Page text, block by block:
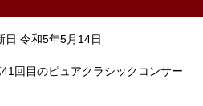
令和5年5月14日
回目のピュアクラシックコンサー